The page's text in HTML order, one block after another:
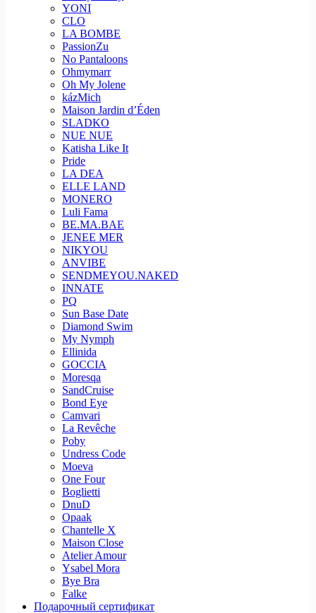
YONI
CLO
LA BOMBE
PassionZu
No Pantaloons
Ohmymarr
Oh My Jolene
kázMich
Maison Jardin d’Éden
SLADKO
NUE NUE
Katisha Like It
Pride
LA DEA
ELLE LAND
MONERO
Luli Fama
BE.MA.BAE
JENEE MER
NIKYOU
ANVIBE
SENDMEYOU.NAKED
INNATE
PQ
Sun Base Date
Diamond Swim
My Nymph
Ellinida
GOCCIA
Moresqa
SandCruise
Bond Eye
Camvari
La Revêche
Poby
Undress Code
Moeva
One Four
Boglietti
DnuD
Opaak
Chantelle X
Maison Close
Atelier Amour
Ysabel Mora
Bye Bra
Falke
Подарочный сертификат